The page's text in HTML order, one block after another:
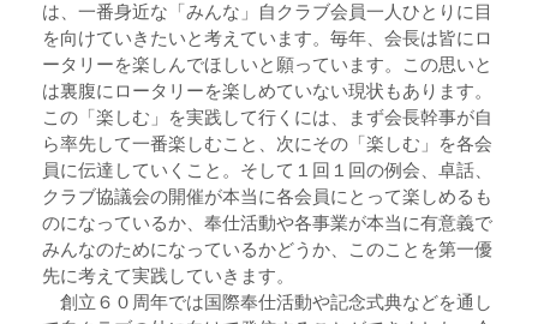
は、一番身近な「みんな」自クラブ会員一人ひとりに目
を向けていきたいと考えています。毎年、会長は皆にロ
ータリーを楽しんでほしいと願っています。この思いと
は裏腹にロータリーを楽しめていない現状もあります。
この「楽しむ」を実践して行くには、まず会長幹事が自
ら率先して一番楽しむこと、次にその「楽しむ」を各会
員に伝達していくこと。そして１回１回の例会、卓話、
クラブ協議会の開催が本当に各会員にとって楽しめるも
のになっているか、奉仕活動や各事業が本当に有意義で
みんなのためになっているかどうか、このことを第一優
先に考えて実践していきます。
創立６０周年では国際奉仕活動や記念式典などを通し